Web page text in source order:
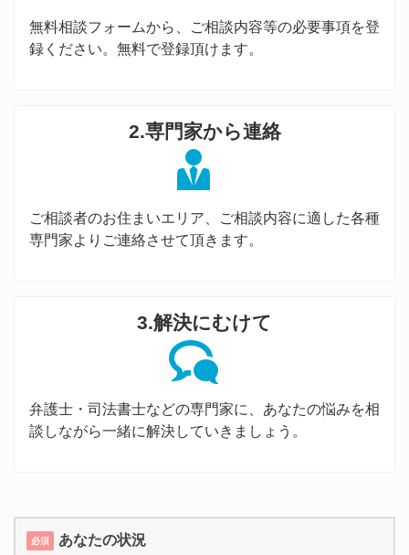
無料相談フォームから、ご相談内容等の必要事項を登
録ください。無料で登録頂けます。
2.専門家から連絡
ご相談者のお住まいエリア、ご相談内容に適した各種
専門家よりご連絡させて頂きます。
3.解決にむけて
弁護士・司法書士などの専門家に、あなたの悩みを相
談しながら一緒に解決していきましょう。
必須 あなたの状況